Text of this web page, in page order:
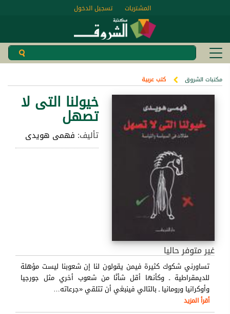
تسجيل الدخول المشتريات
مكتبات الشروق كتب عربية
خيولنا التى لا
تصهل
تأليف: فهمى هويدى
غير متوفر حاليا
تساورني شكوك كثيرة فيمن يقولون لنا إن شعوبنا ليست مؤهلة
للديمقراطية ـ وكأنها أقل شأنًا من شعوب أخري مثل جورجيا
وأوكرانيا ورومانيا ـ بالتالي فينبغي أن تتلقي «جرعاته…
أقرأ المزيد